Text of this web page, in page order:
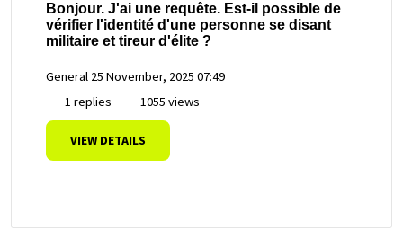
Bonjour. J'ai une requête. Est-il possible de
vérifier l'identité d'une personne se disant
militaire et tireur d'élite ?
General 25 November, 2025 07:49
1 replies
1055 views
VIEW DETAILS